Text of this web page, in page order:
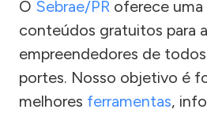
O Sebrae/PR oferece uma
conteúdos gratuitos para
empreendedores de
portes. Nosso objetivo é
melhores ferramentas,